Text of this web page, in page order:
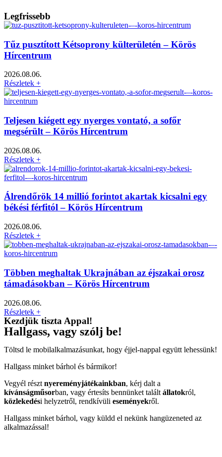
Legfrissebb
Tűz pusztított Kétsoprony külterületén – Körös
Hírcentrum
2026.08.06.
Részletek +
Teljesen kiégett egy nyerges vontató, a sofőr
megsérült – Körös Hírcentrum
2026.08.06.
Részletek +
Álrendőrök 14 millió forintot akartak kicsalni egy
békési férfitól – Körös Hírcentrum
2026.08.06.
Részletek +
Többen meghaltak Ukrajnában az éjszakai orosz
támadásokban – Körös Hírcentrum
2026.08.06.
Részletek +
Kezdjük tiszta Appal!
Hallgass, vagy szólj be!
Töltsd le mobilalkalmazásunkat, hogy éjjel-nappal együtt lehessünk!
Hallgass minket bárhol és bármikor!
Vegyél részt nyereményjátékainkban, kérj dalt a
kívánságműsorban, vagy értesíts bennünket talált állatokról,
közlekedési helyzetről, rendkívüli eseményekről.
Hallgass minket bárhol, vagy küldd el nekünk hangüzeneted az
alkalmazással!